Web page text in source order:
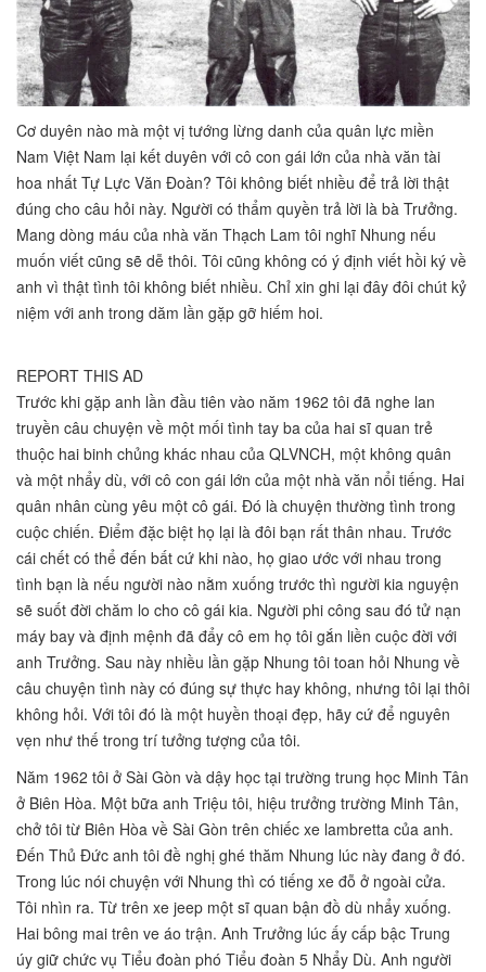
Cơ duyên nào mà một vị tướng lừng danh của quân lực miền
Nam Việt Nam lại kết duyên với cô con gái lớn của nhà văn tài
hoa nhất Tự Lực Văn Đoàn? Tôi không biết nhiều để trả lời thật
đúng cho câu hỏi này. Người có thẩm quyền trả lời là bà Trưởng.
Mang dòng máu của nhà văn Thạch Lam tôi nghĩ Nhung nếu
muốn viết cũng sẽ dễ thôi. Tôi cũng không có ý định viết hồi ký về
anh vì thật tình tôi không biết nhiều. Chỉ xin ghi lại đây đôi chút kỷ
niệm với anh trong dăm lần gặp gỡ hiếm hoi.
REPORT THIS AD
Trước khi gặp anh lần đầu tiên vào năm 1962 tôi đã nghe lan
truyền câu chuyện về một mối tình tay ba của hai sĩ quan trẻ
thuộc hai binh chủng khác nhau của QLVNCH, một không quân
và một nhẩy dù, với cô con gái lớn của một nhà văn nổi tiếng. Hai
quân nhân cùng yêu một cô gái. Đó là chuyện thường tình trong
cuộc chiến. Điểm đặc biệt họ lại là đôi bạn rất thân nhau. Trước
cái chết có thể đến bất cứ khi nào, họ giao ước với nhau trong
tình bạn là nếu người nào nằm xuống trước thì người kia nguyện
sẽ suốt đời chăm lo cho cô gái kia. Người phi công sau đó tử nạn
máy bay và định mệnh đã đẩy cô em họ tôi gắn liền cuộc đời với
anh Trưởng. Sau này nhiều lần gặp Nhung tôi toan hỏi Nhung về
câu chuyện tình này có đúng sự thực hay không, nhưng tôi lại thôi
không hỏi. Với tôi đó là một huyền thoại đẹp, hãy cứ để nguyên
vẹn như thế trong trí tưởng tượng của tôi.
Năm 1962 tôi ở Sài Gòn và dậy học tại trường trung học Minh Tân
ở Biên Hòa. Một bữa anh Triệu tôi, hiệu trưởng trường Minh Tân,
chở tôi từ Biên Hòa về Sài Gòn trên chiếc xe lambretta của anh.
Đến Thủ Đức anh tôi đề nghị ghé thăm Nhung lúc này đang ở đó.
Trong lúc nói chuyện với Nhung thì có tiếng xe đỗ ở ngoài cửa.
Tôi nhìn ra. Từ trên xe jeep một sĩ quan bận đồ dù nhẩy xuống.
Hai bông mai trên ve áo trận. Anh Trưởng lúc ấy cấp bậc Trung
úy giữ chức vụ Tiểu đoàn phó Tiểu đoàn 5 Nhẩy Dù. Anh người